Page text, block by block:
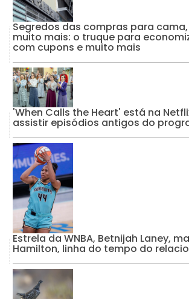
Segredos das compras para
muito mais: o truque para
com cupons e muito mais
'When Calls the Heart' está na
assistir episódios antigos do
Estrela da WNBA, Betnijah Laney,
Hamilton, linha do tempo do